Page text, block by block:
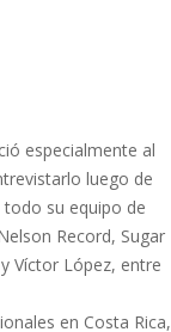
especialmente al
luego de
todo su equipo de
Record, Sugar
Víctor López, entre
en Costa Rica,